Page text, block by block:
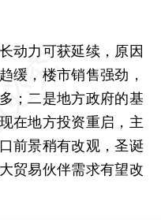
力可获延续，原因
缓，楼市销售强劲，
；二是地方政府的基
在地方投资重启，主
前景稍有改观，圣诞
贸易伙伴需求有望改